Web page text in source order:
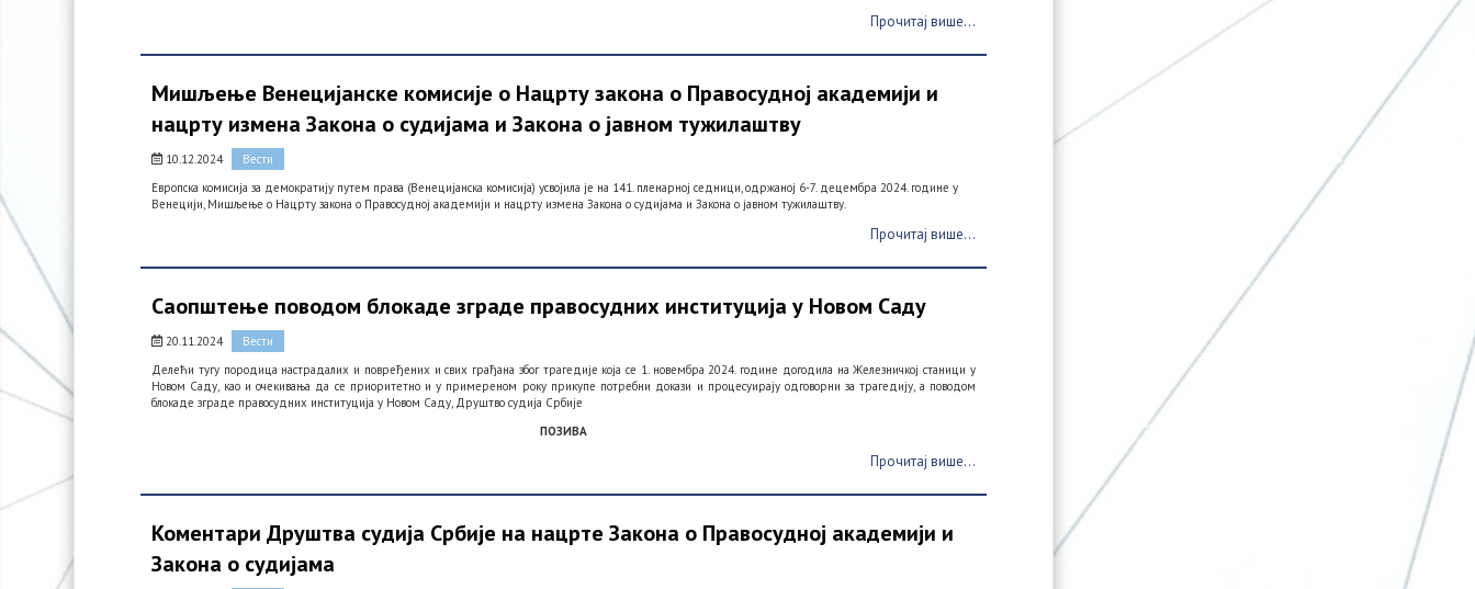
Прочитај више...
Мишљење Венецијанске комисије о Нацрту закона о Правосудној академији и
нацрту измена Закона о судијама и Закона о јавном тужилаштву
10.12.2024
Вести
Европска комисија за демократију путем права (Венецијанска комисија) усвојила је на 141. пленарној седници, одржаној 6-7. децембра 2024. године у
Венецији, Мишљење о Нацрту закона о Правосудној академији и нацрту измена Закона о судијама и Закона о јавном тужилаштву.
Прочитај више...
Саопштење поводом блокаде зграде правосудних институција у Новом Саду
20.11.2024
Вести
Делећи тугу породица настрадалих и повређених и свих грађана због трагедије која се 1. новембра 2024. године догодила на Железничкој станици у
Новом Саду, као и очекивања да се приоритетно и у примереном року прикупе потребни докази и процесуирају одговорни за трагедију, а поводом
блокаде зграде правосудних институција у Новом Саду, Друштво судија Србије
ПОЗИВА
Прочитај више...
Коментари Друштва судија Србије на нацрте Закона о Правосудној академији и
Закона о судијама